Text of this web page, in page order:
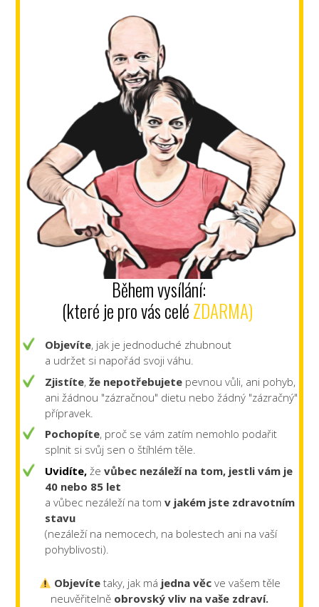
Během vysílání:
(které je pro vás celéZDARMA)
Objevíte, jak je jednoduché zhubnout
a udržet si napořád svoji váhu.
Zjistíte,že nepotřebujete pevnou vůli, ani pohyb,
ani žádnou "zázračnou" dietu nebo žádný "zázračný"
přípravek.
Pochopíte, proč se vám zatím nemohlo podařit
splnit si svůj sen o štíhlém těle.
Uvidíte, ževůbec nezáleží na tom, jestli vám je
40 nebo 85 let
a vůbec nezáleží na tom v jakém jste zdravotním
stavu
(nezáleží na nemocech, na bolestech ani na vaší
pohyblivosti).
Objevíte taky, jak má jedna věc ve vašem těle
neuvěřitelně obrovský vliv na vaše zdraví.